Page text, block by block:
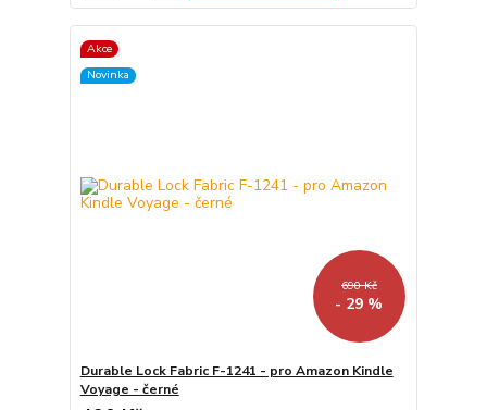
Akce
Novinka
690 Kč
- 29 %
Durable Lock Fabric F-1241 - pro Amazon Kindle
Voyage - černé